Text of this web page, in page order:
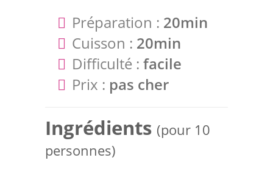
Préparation : 20min
Cuisson : 20min
Difficulté : facile
Prix : pas cher
Ingrédients (pour 10
personnes)